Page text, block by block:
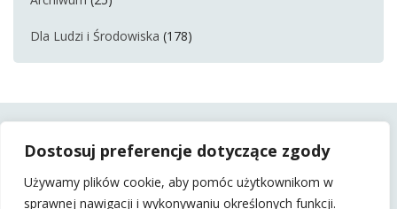
Dostosuj preferencje dotyczące zgody
Używamy plików cookie, aby pomóc użytkownikom w
sprawnej nawigacji i wykonywaniu określonych funkcji.
Dla Ludzi i Środowiska (178)